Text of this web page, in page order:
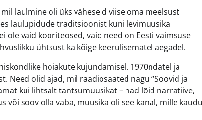
laulmine oli üks väheseid viise oma meelsust
laulupidude traditsioonist kuni levimuusika
ole vaid kooriteosed, vaid need on Eesti vaimsuse
ühtsust ka kõige keerulisematel aegadel.
hoiakute kujundamisel. 1970ndatel ja
Need olid ajad, mil raadiosaated nagu “Soovid ja
kui lihtsalt tantsumuusikat – nad lõid narratiive,
või soov olla vaba, muusika oli see kanal, mille kaudu